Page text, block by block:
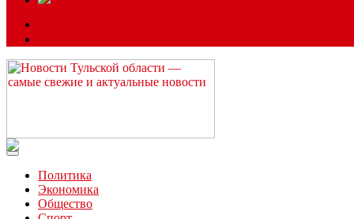
Читайте последние новости дня в Тульской области на сайте
Политика
Экономика
Общество